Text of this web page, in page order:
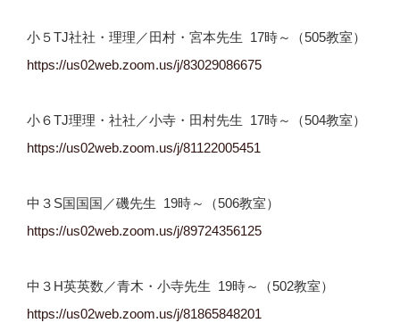
小５TJ社社・理理／田村・宮本先生 17時～（505教室）
https://us02web.zoom.us/j/83029086675
小６TJ理理・社社／小寺・田村先生 17時～（504教室）
https://us02web.zoom.us/j/81122005451
中３S国国国／磯先生 19時～（506教室）
https://us02web.zoom.us/j/89724356125
中３H英英数／青木・小寺先生 19時～（502教室）
https://us02web.zoom.us/j/81865848201